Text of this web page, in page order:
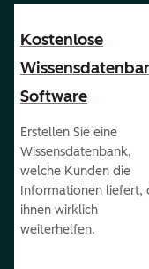
Kostenlose
Software
Erstellen Sie eine
Wissensdatenbank,
welche Kunden die
Informationen liefert,
ihnen wirklich
weiterhelfen.